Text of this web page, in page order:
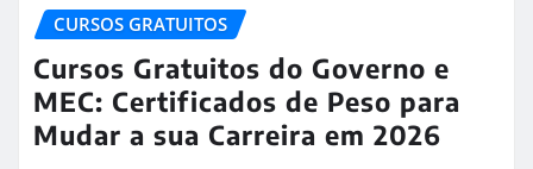
CURSOS GRATUITOS
Cursos Gratuitos do Governo e
MEC: Certificados de Peso para
Mudar a sua Carreira em 2026